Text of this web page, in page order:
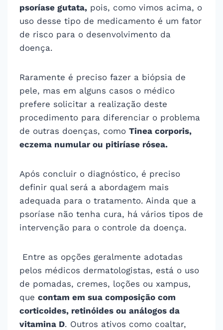
psoríase gutata,pois, como vimos acima, o
uso desse tipo de medicamento é um fator
de risco para o desenvolvimento da
doença.
Raramente é preciso fazer a biópsia de
pele, mas em alguns casos o médico
prefere solicitar a realização deste
procedimento para diferenciar o problema
de outras doenças, como Tinea corporis,
eczema numular ou pitiríase rósea.
Após concluir o diagnóstico, é preciso
definir qual será a abordagem mais
adequada para o tratamento. Ainda que a
psoríase não tenha cura, há vários tipos de
intervenção para o controle da doença.
Entre as opções geralmente adotadas
pelos médicos dermatologistas, está o uso
de pomadas, cremes, loções ou xampus,
que contam em sua composição com
corticoides, retinóides ou análogos da
vitamina D. Outros ativos como coaltar,